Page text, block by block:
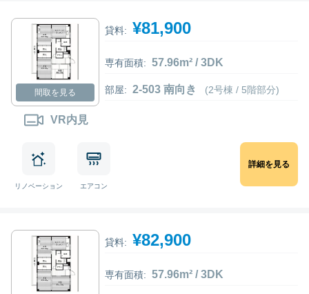
間取を見る
VR内見
貸料: ¥81,900
専有面積: 57.96m² / 3DK
部屋: 2-503 南向き (2号棟 / 5階部分)
リノベーション エアコン
詳細を見る
貸料: ¥82,900
専有面積: 57.96m² / 3DK